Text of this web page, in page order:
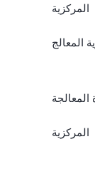
المركزية
المعالج
المركزية